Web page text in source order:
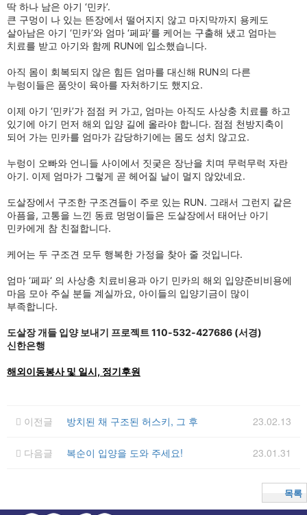
딱 하나 남은 아기 ‘민카’.
큰 구멍이 나 있는 뜬장에서 떨어지지 않고 마지막까지 용케도
살아남은 아기 ‘민카’와 엄마 ‘페파’를 케어는 구출해 냈고 엄마는
치료를 받고 아기와 함께 RUN에 입소했습니다.
아직 몸이 회복되지 않은 힘든 엄마를 대신해 RUN의 다른
누렁이들은 품앗이 육아를 자처하기도 했지요.
이제 아기 ‘민카’가 점점 커 가고, 엄마는 아직도 사상충 치료를 하고
있기에 아기 먼저 해외 입양 길에 올라야 합니다. 점점 천방지축이
되어 가는 민카를 엄마가 감당하기에는 몸도 성치 않고요.
누렁이 오빠와 언니들 사이에서 짓궂은 장난을 치며 무럭무럭 자란
아기. 이제 엄마가 그렇게 곧 헤어질 날이 멀지 않았네요.
도살장에서 구조한 구조견들이 주로 있는 RUN. 그래서 그런지 같은
아픔을, 고통을 느낀 동료 멍멍이들은 도살장에서 태어난 아기
민카에게 참 친절합니다.
케어는 두 구조견 모두 행복한 가정을 찾아 줄 것입니다.
엄마 ‘페파‘ 의 사상충 치료비용과 아기 민카의 해외 입양준비비용에
마음 모아 주실 분들 계실까요, 아이들의 입양기금이 많이
부족합니다.
도살장 개들 입양 보내기 프로젝트 110-532-427686 (서경)
신한은행
해외이동봉사 및 일시, 정기후원
이전글 방치된 채 구조된 허스키, 그 후 23.02.13
다음글 복순이 입양을 도와 주세요! 23.01.31
목록